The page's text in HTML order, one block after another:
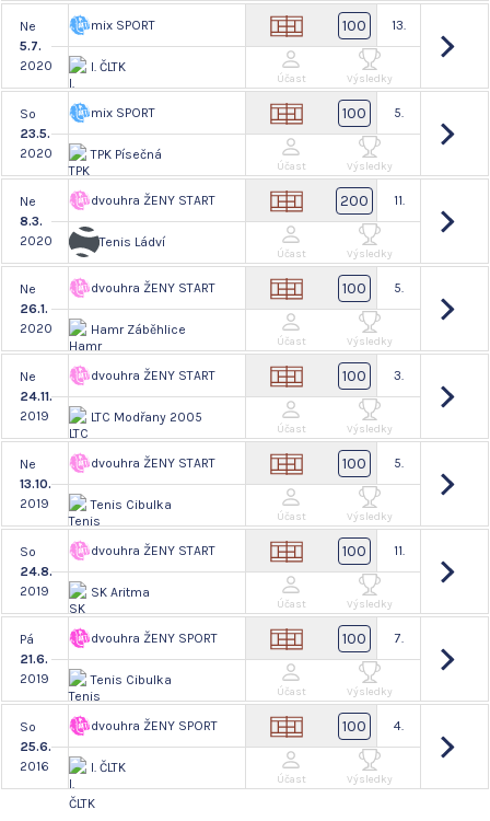
Ne
5.7.
2020
mix SPORT
I. ČLTK
100 13.
Účast Výsledky
So
23.5.
2020
mix SPORT
TPK Písečná
100 5.
Účast Výsledky
Ne
8.3.
2020
dvouhra ŽENY START
Tenis Ládví
200 11.
Účast Výsledky
Ne
26.1.
2020
dvouhra ŽENY START
Hamr Záběhlice
100 5.
Účast Výsledky
Ne
24.11.
2019
dvouhra ŽENY START
LTC Modřany 2005
100 3.
Účast Výsledky
Ne
13.10.
2019
dvouhra ŽENY START
Tenis Cibulka
100 5.
Účast Výsledky
So
24.8.
2019
dvouhra ŽENY START
SK Aritma
100 11.
Účast Výsledky
Pá
21.6.
2019
dvouhra ŽENY SPORT
Tenis Cibulka
100 7.
Účast Výsledky
So
25.6.
2016
dvouhra ŽENY SPORT
I. ČLTK
100 4.
Účast Výsledky